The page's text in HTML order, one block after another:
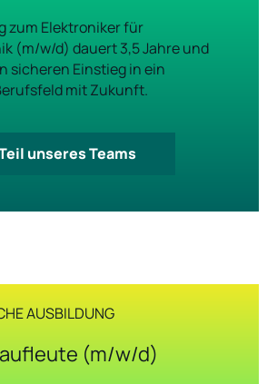
zum Elektroniker für
(m/w/d) dauert 3,5 Jahre und
sicheren Einstieg in ein
mit Zukunft.
unseres Teams
AUSBILDUNG
(m/w/d)